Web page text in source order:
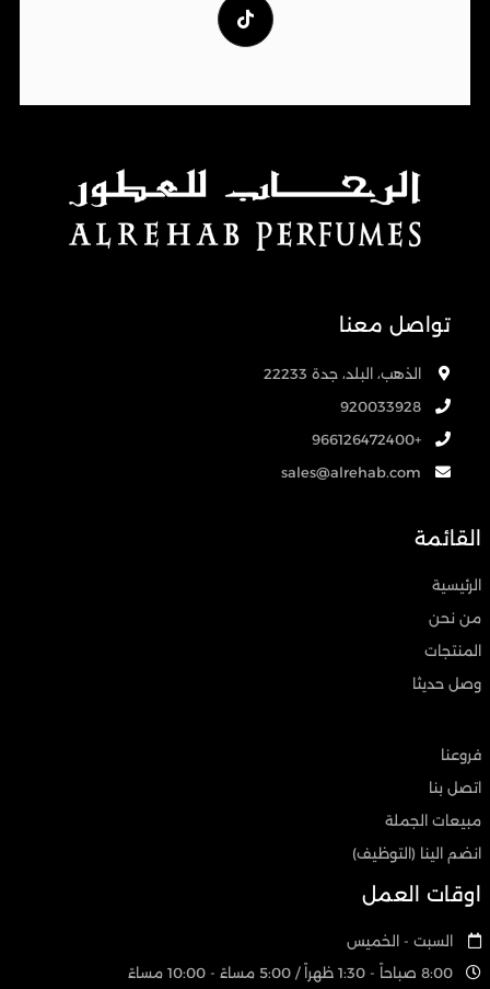
تواصل معنا
الذهب، البلد، جدة 22233
920033928
+966126472400
sales@alrehab.com
القائمة
الرئيسية
من نحن
المنتجات
وصل حديثا
فروعنا
اتصل بنا
مبيعات الجملة
انضم الينا (التوظيف)
اوقات العمل
السبت - الخميس
8:00 صباحاً - 1:30 ظهراً / 5:00 مساءً - 10:00 مساءً